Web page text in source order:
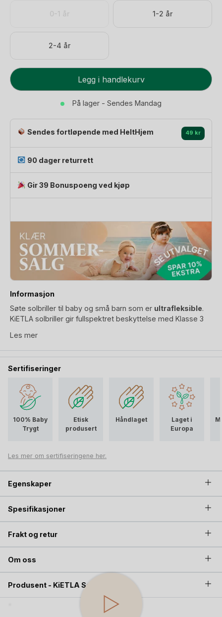
0-1 år 1-2 år
2-4 år
Solbriller
Barn
Ultrafleksible,
umulig
knekke!
antall
Legg i handlekurv
På lager - Sendes Mandag
Sendes fortløpende med HeltHjem 49 kr
90 dager returrett
Gir 39 Bonuspoeng ved kjøp
Informasjon
Søte solbriller til baby og små barn som er ultrafleksible.
KiETLA solbriller gir fullspektret beskyttelse med Klasse 3
unikt design:
og laget i ett-stykke.Laget i ett-stykke (uten hengsler),
tynn, krummet og bøyd slik at barn ikke skal oppleve noe
KiETLA solbriller har virkelig et upåklagelig design og kvalitet!
Les mer
Sertifiseringer
100% Baby
Trygt
Etisk
produsert
Håndlaget
Laget i
Europa
Les mer om sertifiseringene her.
Egenskaper
Spesifikasjoner
Frakt og retur
Om oss
Produsent - KiETLA Solbriller